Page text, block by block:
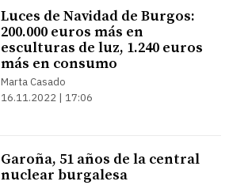
Luces de Navidad de Burgos:
200.000 euros más en
esculturas de luz, 1.240 euros
más en consumo
Marta Casado
16.11.2022 | 17:06
Garoña, 51 años de la central
nuclear burgalesa